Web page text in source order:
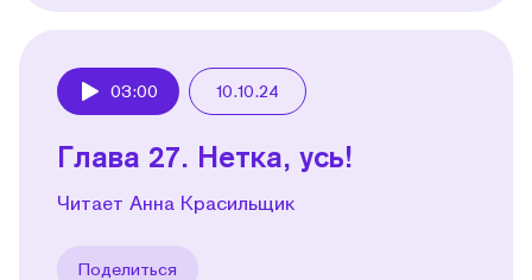
03:00 10.10.24
Глава 27. Нетка, усь!
Читает Анна Красильщик
Поделиться